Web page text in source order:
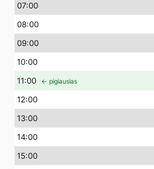
07:00
08:00
09:00
10:00
11:00 ← pigiausias
12:00
13:00
14:00
15:00